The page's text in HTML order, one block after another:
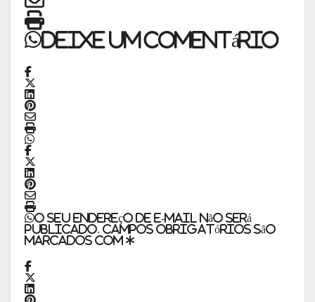
Deixe um comentário
O seu endereço de e-mail não será
publicado. Campos obrigatórios são
marcados com *